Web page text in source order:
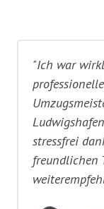
"Ich war
stressfrei
freundlichen